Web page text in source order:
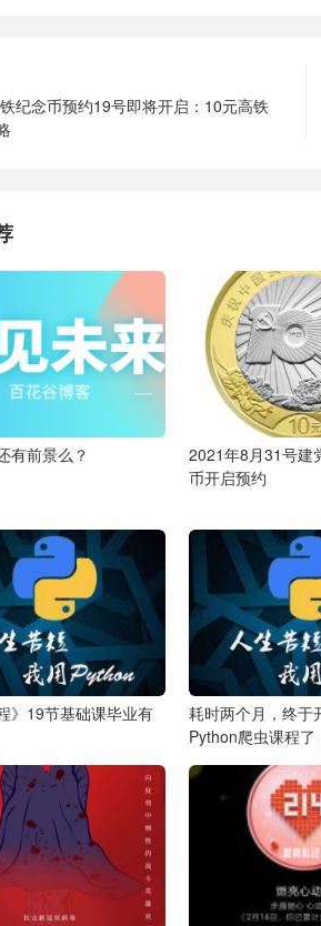
纪念币预约19号即将开启：10元高铁
有前景么？
2021年8月31号建
币开启预约
》19节基础课毕业有
耗时两个月，终于
Python爬虫课程了